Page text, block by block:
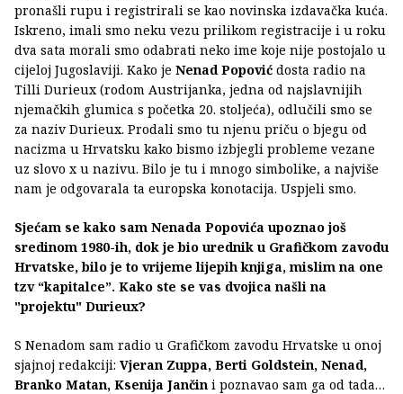
pronašli rupu i registrirali se kao novinska izdavačka kuća.
Iskreno, imali smo neku vezu prilikom registracije i u roku
dva sata morali smo odabrati neko ime koje nije postojalo u
cijeloj Jugoslaviji. Kako je Nenad Popović dosta radio na
Tilli Durieux (rodom Austrijanka, jedna od najslavnijih
njemačkih glumica s početka 20. stoljeća), odlučili smo se
za naziv Durieux. Prodali smo tu njenu priču o bjegu od
nacizma u Hrvatsku kako bismo izbjegli probleme vezane
uz slovo x u nazivu. Bilo je tu i mnogo simbolike, a najviše
nam je odgovarala ta europska konotacija. Uspjeli smo.
Sjećam se kako sam Nenada Popovića upoznao još
sredinom 1980-ih, dok je bio urednik u Grafičkom zavodu
Hrvatske, bilo je to vrijeme lijepih knjiga, mislim na one
tzv “kapitalce”. Kako ste se vas dvojica našli na
"projektu" Durieux?
S Nenadom sam radio u Grafičkom zavodu Hrvatske u onoj
sjajnoj redakciji: Vjeran Zuppa, Berti Goldstein, Nenad,
Branko Matan, Ksenija Jančin i poznavao sam ga od tada…